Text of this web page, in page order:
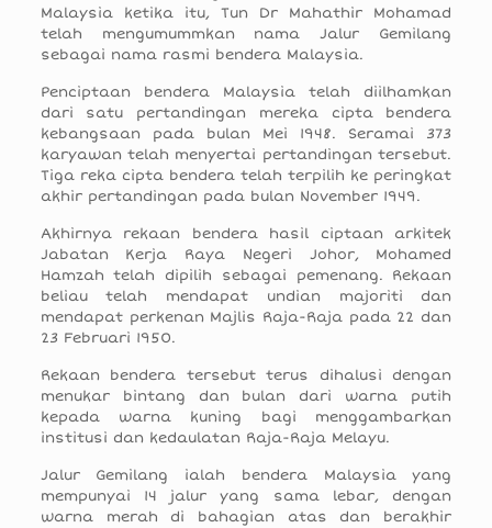
Malaysia ketika itu, Tun Dr Mahathir Mohamad
telah mengumummkan nama Jalur Gemilang
sebagai nama rasmi bendera Malaysia.
Penciptaan bendera Malaysia telah diilhamkan
dari satu pertandingan mereka cipta bendera
kebangsaan pada bulan Mei 1948. Seramai 373
karyawan telah menyertai pertandingan tersebut.
Tiga reka cipta bendera telah terpilih ke peringkat
akhir pertandingan pada bulan November 1949.
Akhirnya rekaan bendera hasil ciptaan arkitek
Jabatan Kerja Raya Negeri Johor, Mohamed
Hamzah telah dipilih sebagai pemenang. Rekaan
beliau telah mendapat undian majoriti dan
mendapat perkenan Majlis Raja-Raja pada 22 dan
23 Februari 1950.
Rekaan bendera tersebut terus dihalusi dengan
menukar bintang dan bulan dari warna putih
kepada warna kuning bagi menggambarkan
institusi dan kedaulatan Raja-Raja Melayu.
Jalur Gemilang ialah bendera Malaysia yang
mempunyai 14 jalur yang sama lebar, dengan
warna merah di bahagian atas dan berakhir